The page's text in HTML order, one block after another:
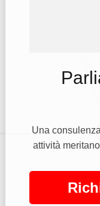
Una
attività